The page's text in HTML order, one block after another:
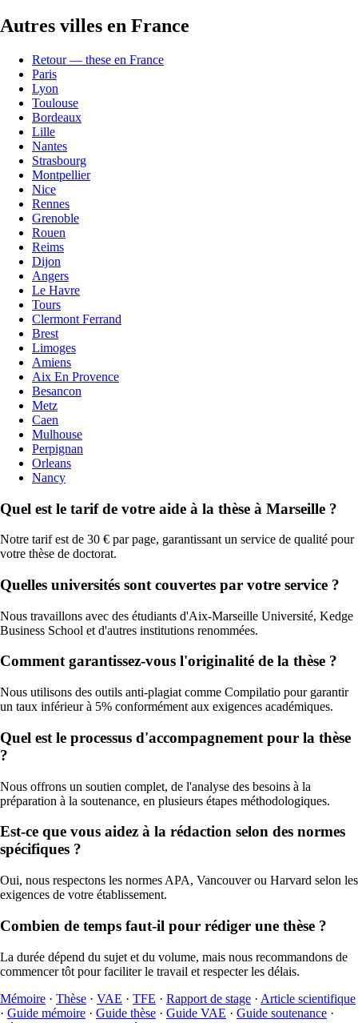
Autres villes en France
Retour — these en France
Paris
Lyon
Toulouse
Bordeaux
Lille
Nantes
Strasbourg
Montpellier
Nice
Rennes
Grenoble
Rouen
Reims
Dijon
Angers
Le Havre
Tours
Clermont Ferrand
Brest
Limoges
Amiens
Aix En Provence
Besancon
Metz
Caen
Mulhouse
Perpignan
Orleans
Nancy
Quel est le tarif de votre aide à la thèse à Marseille ?
Notre tarif est de 30 € par page, garantissant un service de qualité pour
votre thèse de doctorat.
Quelles universités sont couvertes par votre service ?
Nous travaillons avec des étudiants d'Aix-Marseille Université, Kedge
Business School et d'autres institutions renommées.
Comment garantissez-vous l'originalité de la thèse ?
Nous utilisons des outils anti-plagiat comme Compilatio pour garantir
un taux inférieur à 5% conformément aux exigences académiques.
Quel est le processus d'accompagnement pour la thèse
?
Nous offrons un soutien complet, de l'analyse des besoins à la
préparation à la soutenance, en plusieurs étapes méthodologiques.
Est-ce que vous aidez à la rédaction selon des normes
spécifiques ?
Oui, nous respectons les normes APA, Vancouver ou Harvard selon les
exigences de votre établissement.
Combien de temps faut-il pour rédiger une thèse ?
La durée dépend du sujet et du volume, mais nous recommandons de
commencer tôt pour faciliter le travail et respecter les délais.
Mémoire · Thèse · VAE · TFE · Rapport de stage · Article scientifique
· Guide mémoire · Guide thèse · Guide VAE · Guide soutenance ·